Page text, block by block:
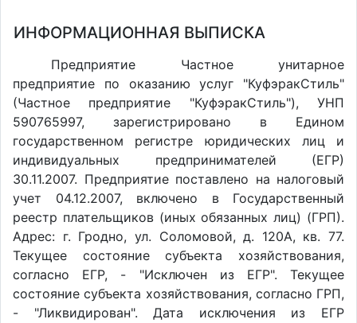
ИНФОРМАЦИОННАЯ ВЫПИСКА
Предприятие Частное унитарное
предприятие по оказанию услуг "КуфэракСтиль"
(Частное предприятие "КуфэракСтиль"), УНП
590765997, зарегистрировано в Едином
государственном регистре юридических лиц и
индивидуальных предпринимателей (ЕГР)
30.11.2007. Предприятие поставлено на налоговый
учет 04.12.2007, включено в Государственный
реестр плательщиков (иных обязанных лиц) (ГРП).
Адрес: г. Гродно, ул. Соломовой, д. 120А, кв. 77.
Текущее состояние субъекта хозяйствования,
согласно ЕГР, - "Исключен из ЕГР". Текущее
состояние субъекта хозяйствования, согласно ГРП,
- "Ликвидирован". Дата исключения из ЕГР